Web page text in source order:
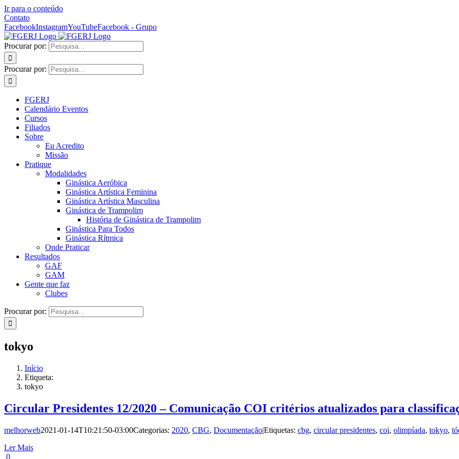
Ir para o conteúdo
Contato
FacebookInstagramYouTubeFacebook - Grupo
Procurar por:
Procurar por:
FGERJ
Calendário Eventos
Cursos
Filiados
Sobre
Eu Acredito
Missão
Pratique
Modalidades
Ginástica Aeróbica
Ginástica Artística Feminina
Ginástica Artística Masculina
Ginástica de Trampolim
História de Ginástica de Trampolim
Ginástica Para Todos
Ginástica Rítmica
Onde Praticar
Resultados
GAF
GAM
Gente que faz
Clubes
Procurar por:
tokyo
Início
Etiqueta:
tokyo
Circular Presidentes 12/2020 – Comunicação COI critérios atualizados para
melhorweb2021-01-14T10:21:50-03:00Categorias: 2020, CBG, Documentação|Etiquetas: cbg, circular presidentes, coi, olimpíada, tokyo,
Ler Mais
0